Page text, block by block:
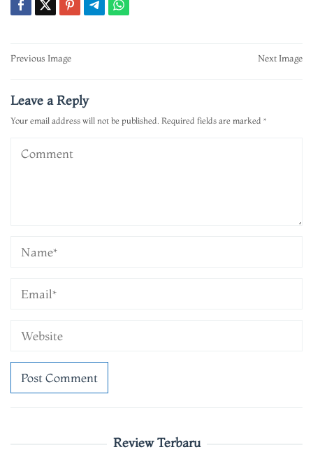
Post
Previous Image Next Image
Leave a Reply
Your email address will not be published. Required fields are marked *
Review Terbaru